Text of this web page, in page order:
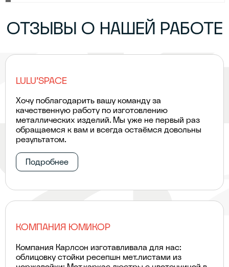
ОТЗЫВЫ О НАШЕЙ РАБОТЕ
LULU'SPACE
Хочу поблагодарить вашу команду за
качественную работу по изготовлению
металлических изделий. Мы уже не первый раз
обращаемся к вам и всегда остаёмся довольны
результатом.
Подробнее
КОМПАНИЯ ЮМИКОР
Компания Карлсон изготавливала для нас:
облицовку стойки ресепшн мет.листами из